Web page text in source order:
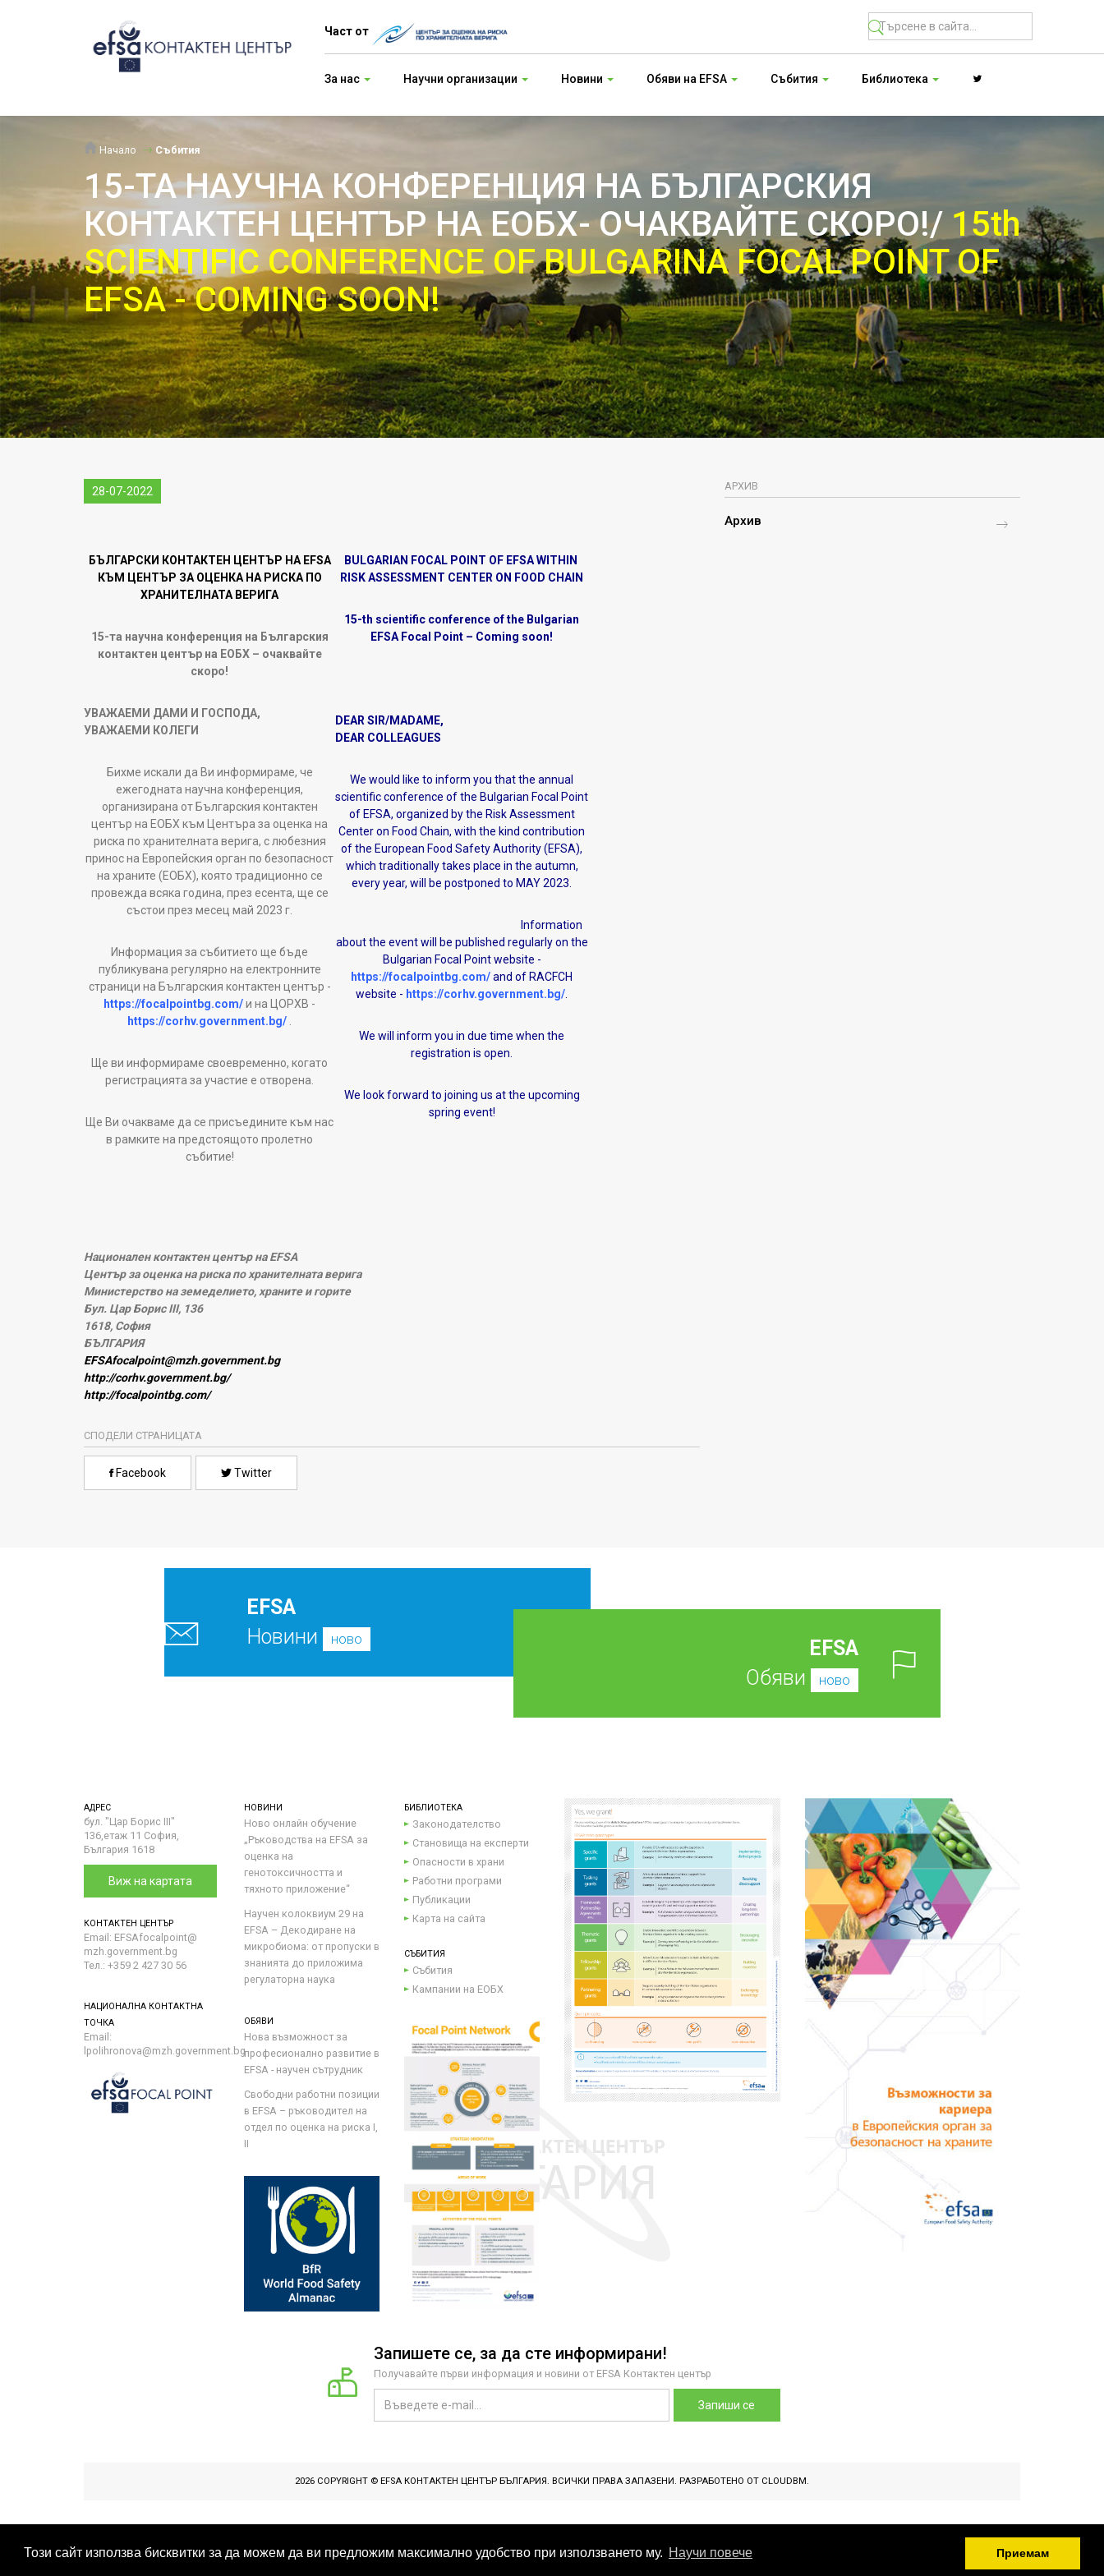
Този сайт използва бисквитки за да можем да ви предложим максимално удобство при използването му. Научи повече Приемам
Част от
За нас Научни организации Новини Обяви на EFSA Събития Библиотека
Начало Събития
15-ТА НАУЧНА КОНФЕРЕНЦИЯ НА БЪЛГАРСКИЯ
КОНТАКТЕН ЦЕНТЪР НА ЕОБХ- ОЧАКВАЙТЕ СКОРО!/15th
SCIENTIFIC CONFERENCE OF BULGARINA FOCAL POINT OF
EFSA - COMING SOON!
28-07-2022
БЪЛГАРСКИ КОНТАКТЕН ЦЕНТЪР НА EFSA
КЪМ ЦЕНТЪР ЗА ОЦЕНКА НА РИСКА ПО
ХРАНИТЕЛНАТА ВЕРИГА
15-та научна конференция на Българския
контактен център на ЕОБХ – очаквайте
скоро!
УВАЖАЕМИ ДАМИ И ГОСПОДА,
УВАЖАЕМИ КОЛЕГИ
Бихме искали да Ви информираме, че
ежегодната научна конференция,
организирана от Българския контактен
център на ЕОБХ към Центъра за оценка на
риска по хранителната верига, с любезния
принос на Европейския орган по безопасност
на храните (ЕОБХ), която традиционно се
провежда всяка година, през есента, ще се
състои през месец май 2023 г.
Информация за събитието ще бъде
публикувана регулярно на електронните
страници на Българския контактен център -
https://focalpointbg.com/и на ЦОРХВ -
https://corhv.government.bg/
Ще ви информираме своевременно, когато
регистрацията за участие е отворена.
Ще Ви очакваме да се присъедините към нас
в рамките на предстоящото пролетно
събитие!
BULGARIAN FOCAL POINT OFEFSAWITHIN
RISK ASSESSMENT CENTER ON FOOD CHAIN
15-th scientific conference of the Bulgarian
EFSA Focal Point – Coming soon!
DEAR SIR/MADAME,
DEAR COLLEAGUES
We would like to inform you that the annual
scientific conference of the Bulgarian Focal Point
of EFSA, organized by the Risk Assessment
Center on Food Chain, with the kind contribution
of the European Food Safety Authority (EFSA),
which traditionally takes place in the autumn,
every year, will be postponed to MAY 2023.
Information
about the event will be published regularly on the
Bulgarian Focal Point website -
https://focalpointbg.com/and of RACFCH
website - https://corhv.government.bg/
We will inform you in due time when the
registration is open.
We look forward to joining us at the upcoming
spring event!
Национален контактен център на EFSA
Център за оценка на риска по хранителната верига
Министерство на земеделието, храните и горите
Бул. Цар Борис III, 136
1618, София
БЪЛГАРИЯ
EFSAfocalpoint@mzh.government.bg
http://corhv.government.bg/
http://focalpointbg.com/
СПОДЕЛИ СТРАНИЦАТА
Facebook Twitter
АРХИВ
Архив
EFSA
Новини
ново
EFSA
Обяви
ново
АДРЕС
бул. "Цар Борис III"
136,етаж 11 София,
България 1618
Виж на картата
КОНТАКТЕН ЦЕНТЪР
Email: EFSAfocalpoint@
mzh.government.bg
Тел.: +359 2 427 30 56
НАЦИОНАЛНА КОНТАКТНА
ТОЧКА
Email:
lpolihronova@mzh.government.bg
НОВИНИ
Ново онлайн обучение
„Ръководства на ЕFSA за
оценка на
генотоксичността и
тяхното приложение“
Научен колоквиум 29 на
EFSA – Декодиране на
микробиома: от пропуски в
знанията до приложима
регулаторна наука
ОБЯВИ
Нова възможност за
професионално развитие в
EFSA - научен сътрудник
Свободни работни позиции
в EFSA – ръководител на
отдел по оценка на риска I,
II
БИБЛИОТЕКА
Законодателство
Становища на експерти
Опасности в храни
Работни програми
Публикации
Карта на сайта
СЪБИТИЯ
Събития
Кампании на ЕОБХ
Запишете се, за да сте информирани!
Получавайте първи информация и новини от EFSA Контактен център
Запиши се
2026 COPYRIGHT © EFSA КОНТАКТЕН ЦЕНТЪР БЪЛГАРИЯ. ВСИЧКИ ПРАВА ЗАПАЗЕНИ. РАЗРАБОТЕНО ОТ CLOUDBM.